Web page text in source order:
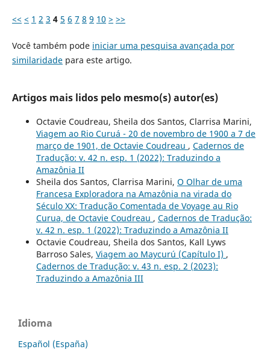
<< < 1 2 3 4 5 6 7 8 9 10 > >>
Você também pode iniciar uma pesquisa avançada por
similaridadepara este artigo.
Artigos mais lidos pelo mesmo(s) autor(es)
Octavie Coudreau, Sheila dos Santos, Clarrisa Marini,
Viagem ao Rio Curuá - 20 de novembro de 1900 a 7 de
março de 1901, de Octavie Coudreau , Cadernos de
Tradução: v. 42 n. esp. 1 (2022): Traduzindo a
Amazônia II
Sheila dos Santos, Clarrisa Marini, O Olhar de uma
Francesa Exploradora na Amazônia na virada do
Século XX: Tradução Comentada de Voyage au Rio
Curua, de Octavie Coudreau , Cadernos de Tradução:
v. 42 n. esp. 1 (2022): Traduzindo a Amazônia II
Octavie Coudreau, Sheila dos Santos, Kall Lyws
Barroso Sales, Viagem ao Maycurú (Capítulo I) ,
Cadernos de Tradução: v. 43 n. esp. 2 (2023):
Traduzindo a Amazônia III
Idioma
Español (España)